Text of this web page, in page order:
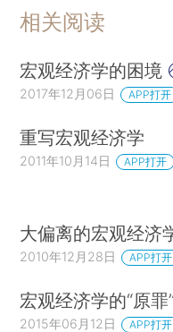
相关阅读
宏观经济学的困境
2017年12月06日 APP打开
重写宏观经济学
2011年10月14日 APP打开
大偏离的宏观经济
2010年12月28日 APP打开
宏观经济学的“原罪
2015年06月12日 APP打开